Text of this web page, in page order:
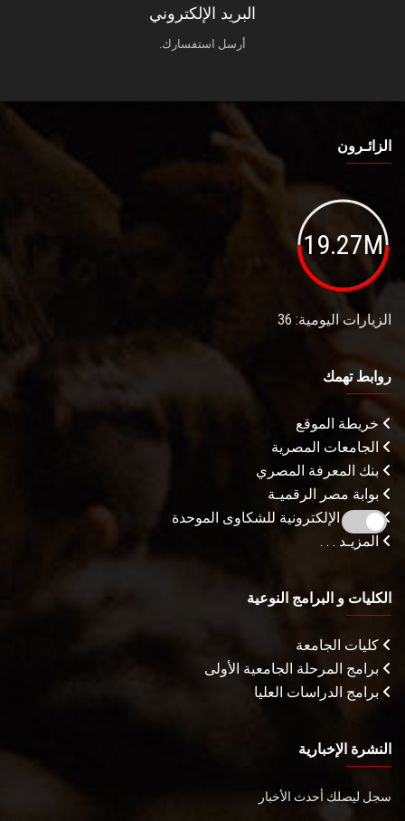
البريد الإلكتروني
أرسل استفسارك.
الزائـرون
19.27M
الزيارات اليومية: 36
روابط تهمك
خريطة الموقع
الجامعات المصرية
بنك المعرفة المصري
بوابة مصر الرقميـة
البوابة الإلكترونية للشكاوى الموحدة
المزيـد . . .
الكليات و البرامج النوعية
كليات الجامعة
برامج المرحلة الجامعية الأولى
برامج الدراسات العليا
النشرة الإخبارية
سجل ليصلك أحدث الأخبار